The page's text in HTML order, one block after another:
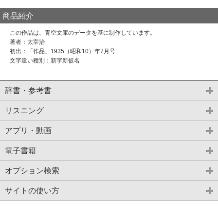
商品紹介
この作品は、青空文庫のデータを基に制作しています。
著者：太宰治
初出：「作品」1935（昭和10）年7月号
文字遣い種別：新字新仮名
辞書・参考書
リスニング
アプリ・動画
電子書籍
オプション検索
サイトの使い方